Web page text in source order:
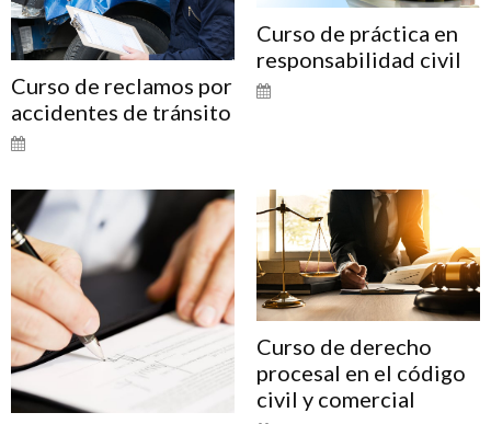
Curso de reclamos por
accidentes de tránsito
Curso de práctica en
responsabilidad civil
Curso de derecho
procesal en el código
civil y comercial